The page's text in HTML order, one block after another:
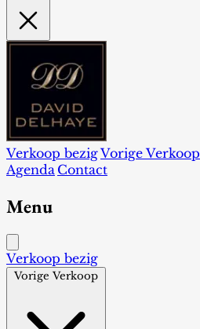
Verkoop bezigVorige Verkoop
Agenda Contact
Menu
Verkoop bezig
Vorige Verkoop